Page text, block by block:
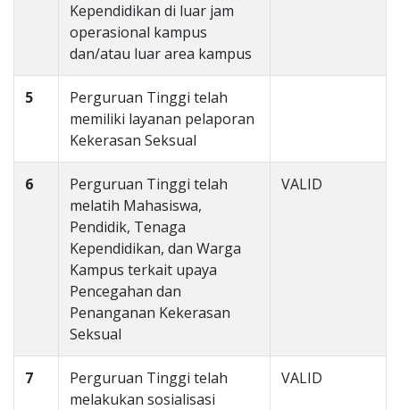
Kependidikan di luar jam
operasional kampus
dan/atau luar area kampus
5
Perguruan Tinggi telah
memiliki layanan pelaporan
Kekerasan Seksual
6
Perguruan Tinggi telah
melatih Mahasiswa,
Pendidik, Tenaga
Kependidikan, dan Warga
Kampus terkait upaya
Pencegahan dan
Penanganan Kekerasan
Seksual
VALID
7
Perguruan Tinggi telah
melakukan sosialisasi
VALID